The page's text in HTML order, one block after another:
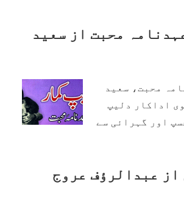
محبت از سعید
محبت، سعید
اداکار دلیپ
اور گہرائی سے
از عبدالرؤف عروج